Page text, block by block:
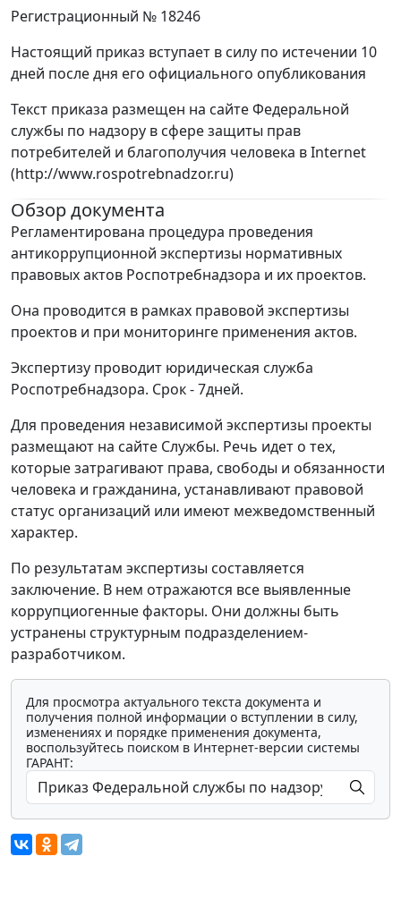
Регистрационный № 18246
Настоящий приказ вступает в силу по истечении 10
дней после дня его официального опубликования
Текст приказа размещен на сайте Федеральной
службы по надзору в сфере защиты прав
потребителей и благополучия человека в Internet
(http://www.rospotrebnadzor.ru)
Обзор документа
Регламентирована процедура проведения
антикоррупционной экспертизы нормативных
правовых актов Роспотребнадзора и их проектов.
Она проводится в рамках правовой экспертизы
проектов и при мониторинге применения актов.
Экспертизу проводит юридическая служба
Роспотребнадзора. Срок - 7дней.
Для проведения независимой экспертизы проекты
размещают на сайте Службы. Речь идет о тех,
которые затрагивают права, свободы и обязанности
человека и гражданина, устанавливают правовой
статус организаций или имеют межведомственный
характер.
По результатам экспертизы составляется
заключение. В нем отражаются все выявленные
коррупциогенные факторы. Они должны быть
устранены структурным подразделением-
разработчиком.
Для просмотра актуального текста документа и
получения полной информации о вступлении в силу,
изменениях и порядке применения документа,
воспользуйтесь поиском в Интернет-версии системы
ГАРАНТ: